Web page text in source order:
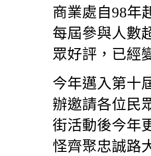
商業處自98年
每屆參與人數
眾好評，已經
今年邁入第十
辦邀請各位民
街活動後今年
怪齊聚忠誠路